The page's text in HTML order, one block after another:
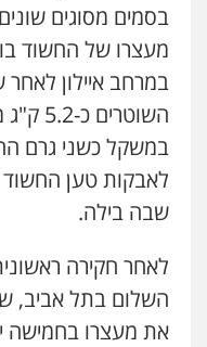
עו"ד
מעצרים
בר
פלילי
חמורה
עו"ד
בסמים מסוגים
מעצרו של החשוד
במרחב איילון לאחר
במשקל כשני גרם
לאבקות טען
שבה בילה.
לאחר חקירה
השלום בתל אביב,
את מעצרו בחמישה